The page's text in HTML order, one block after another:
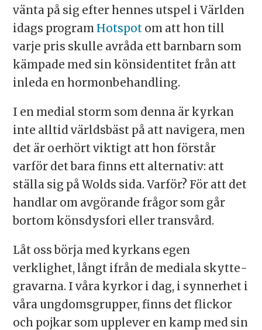
vänta på sig efter hennes utspel i Världen
idags program Hotspotom att hon till
varje pris skulle avråda ett barnbarn som
kämpade med sin könsidentitet från att
inleda en hormonbehandling.
I en medial storm som denna är kyrkan
inte alltid världsbäst på att navigera, men
det är oerhört viktigt att hon förstår
varför det bara finns ett alternativ: att
ställa sig på Wolds sida. Varför? För att det
handlar om avgörande frågor som går
bortom könsdysfori eller transvård.
Låt oss börja med kyrkans egen
verklighet, långt ifrån de mediala skytte­
gravarna. I våra kyrkor i dag, i synnerhet i
våra ungdomsgrupper, finns det flickor
och pojkar som upplever en kamp med sin